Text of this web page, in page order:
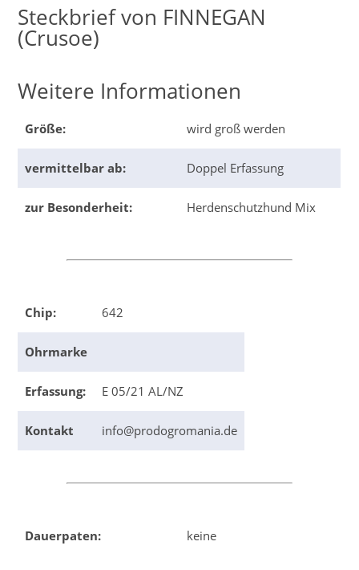
FINNEGAN
(Crusoe)
Weitere Informationen
Größe: wird groß werden
vermittelbar ab: Doppel Erfassung
zur Besonderheit: Herdenschutzhund Mix
Chip: 642
Ohrmarke
Erfassung: E 05/21 AL/NZ
Kontakt info@prodogromania.de
Dauerpaten: keine